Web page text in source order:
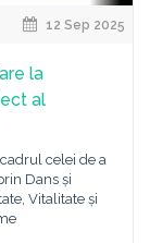
12 Sep 2025
la
al
celei de a
Dans și
Vitalitate și